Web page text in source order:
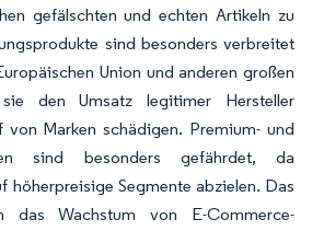
gefälschten und echten Artikeln zu
sind besonders verbreitet
Union und anderen großen
den Umsatz legitimer Hersteller
von Marken schädigen. Premium- und
sind besonders gefährdet, da
höherpreisige Segmente abzielen. Das
das Wachstum von E-Commerce-